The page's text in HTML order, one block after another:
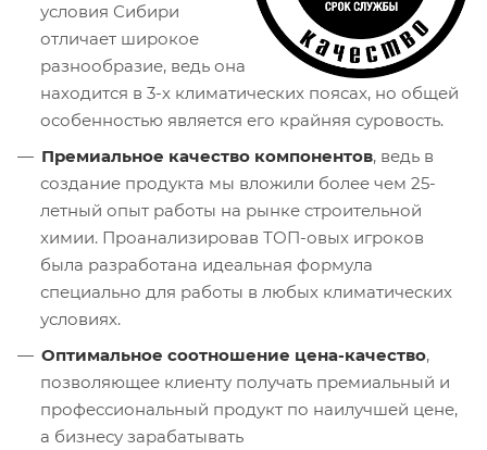
условия Сибири
отличает широкое
разнообразие, ведь она
находится в 3-х климатических поясах, но общей
особенностью является его крайняя суровость.
Премиальное качество компонентов, ведь в
создание продукта мы вложили более чем 25-
летный опыт работы на рынке строительной
химии. Проанализировав ТОП-овых игроков
была разработана идеальная формула
специально для работы в любых климатических
условиях.
Оптимальное соотношение цена-качество,
позволяющее клиенту получать премиальный и
профессиональный продукт по наилучшей цене,
а бизнесу зарабатывать